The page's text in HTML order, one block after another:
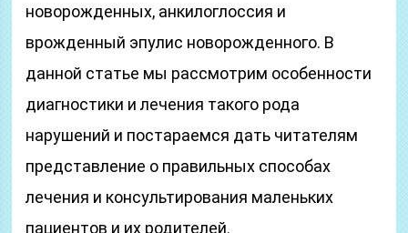
новорожденных, анкилоглоссия и
врожденный эпулис новорожденного. В
данной статье мы рассмотрим особенности
диагностики и лечения такого рода
нарушений и постараемся дать читателям
представление о правильных способах
лечения и консультирования маленьких
пациентов и их родителей.